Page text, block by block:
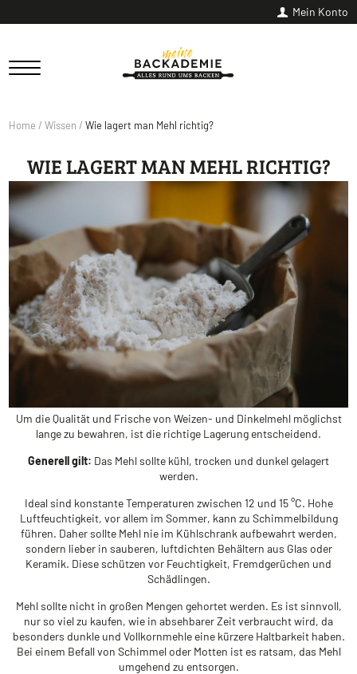
Mein Konto
Home /Wissen /Wie lagert man Mehl richtig?
WIE LAGERT MAN MEHL RICHTIG?
Um die Qualität und Frische von Weizen- und Dinkelmehl möglichst
lange zu bewahren, ist die richtige Lagerung entscheidend.
Generell gilt: Das Mehl sollte kühl, trocken und dunkel gelagert
werden.
Ideal sind konstante Temperaturen zwischen 12 und 15 °C. Hohe
Luftfeuchtigkeit, vor allem im Sommer, kann zu Schimmelbildung
führen. Daher sollte Mehl nie im Kühlschrank aufbewahrt werden,
sondern lieber in sauberen, luftdichten Behältern aus Glas oder
Keramik. Diese schützen vor Feuchtigkeit, Fremdgerüchen und
Schädlingen.
Mehl sollte nicht in großen Mengen gehortet werden. Es ist sinnvoll,
nur so viel zu kaufen, wie in absehbarer Zeit verbraucht wird, da
besonders dunkle und Vollkornmehle eine kürzere Haltbarkeit haben.
Bei einem Befall von Schimmel oder Motten ist es ratsam, das Mehl
umgehend zu entsorgen.